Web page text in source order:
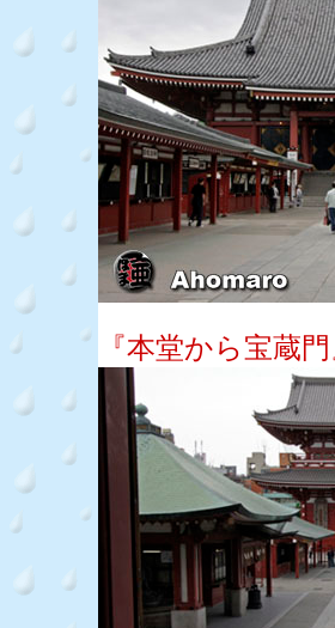
『本堂から宝蔵